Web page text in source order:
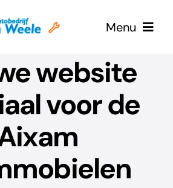
Menu
Home
E-Aixam
Aixam
website
voor de